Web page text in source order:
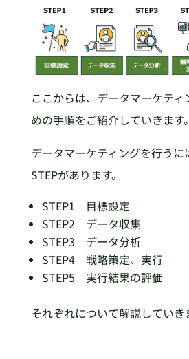
ここからは、データマーケテ
めの手順をご紹介していきます。
データマーケティングを行うに
STEPがあります。
STEP1 目標設定
STEP2 データ収集
STEP3 データ分析
STEP4 戦略策定、実行
STEP5 実行結果の評価
それぞれについて解説していき